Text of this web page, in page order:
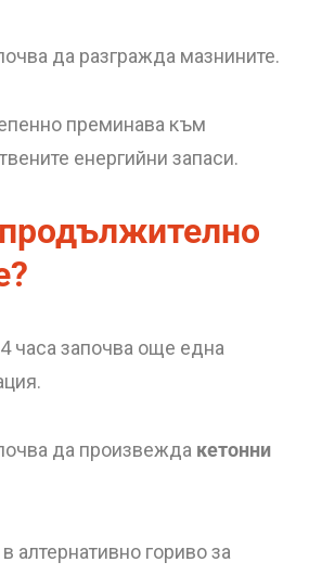
да разгражда мазнините.
преминава към
енергийни запаси.
часа започва още една
да произвежда кетонни
алтернативно гориво за